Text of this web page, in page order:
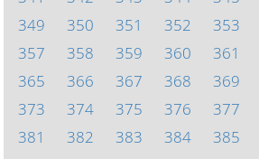
349
350 351 352 353
357
358 359 360 361
365
366 367 368 369
373
374 375 376 377
381
382 383 384 385